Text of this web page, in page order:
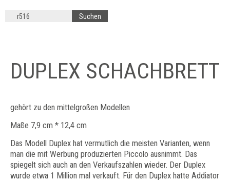
DUPLEX SCHACHBRETT
gehört zu den mittelgroßen Modellen
Maße 7,9 cm * 12,4 cm
Das Modell Duplex hat vermutlich die meisten Varianten, wenn
man die mit Werbung produzierten Piccolo ausnimmt. Das
spiegelt sich auch an den Verkaufszahlen wieder. Der Duplex
wurde etwa 1 Million mal verkauft. Für den Duplex hatte Addiator